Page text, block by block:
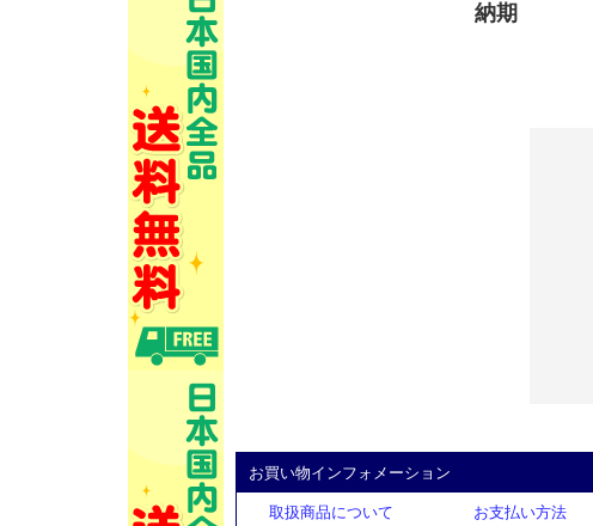
納期
お買い物インフォメーション
取扱商品について お支払い方法